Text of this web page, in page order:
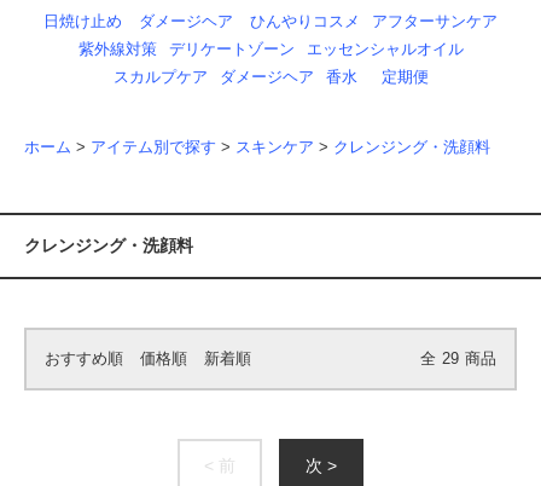
日焼け止め ダメージヘア ひんやりコスメ
アフターサンケア
紫外線対策
デリケートゾーン
エッセンシャルオイル
スカルプケア
ダメージヘア 香水 定期便
ホーム > アイテム別で探す > スキンケア > クレンジング・洗顔料
クレンジング・洗顔料
おすすめ順 価格順 新着順 全 29 商品
< 前 次 >